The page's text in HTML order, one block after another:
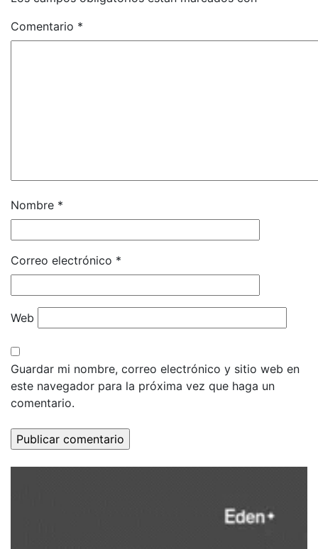
Comentario *
Nombre *
Correo electrónico *
Web
Guardar mi nombre, correo electrónico y sitio web en
este navegador para la próxima vez que haga un
comentario.